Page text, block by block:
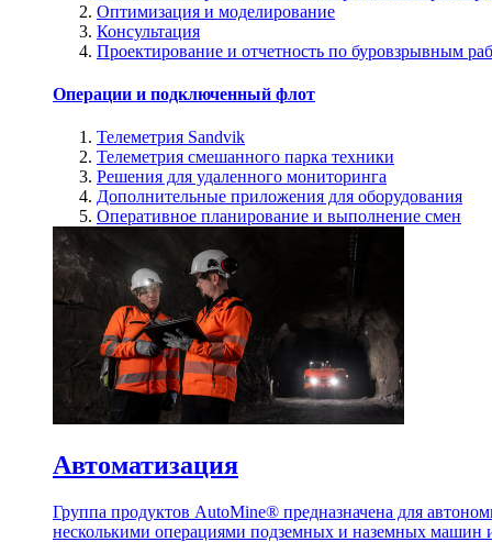
Оптимизация и моделирование
Консультация
Проектирование и отчетность по буровзрывным
Операции и подключенный флот
Телеметрия Sandvik
Телеметрия смешанного парка техники
Решения для удаленного мониторинга
Дополнительные приложения для оборудования
Оперативное планирование и выполнение смен
Автоматизация
Группа продуктов AutoMine® предназначена для
несколькими операциями подземных и наземных машин